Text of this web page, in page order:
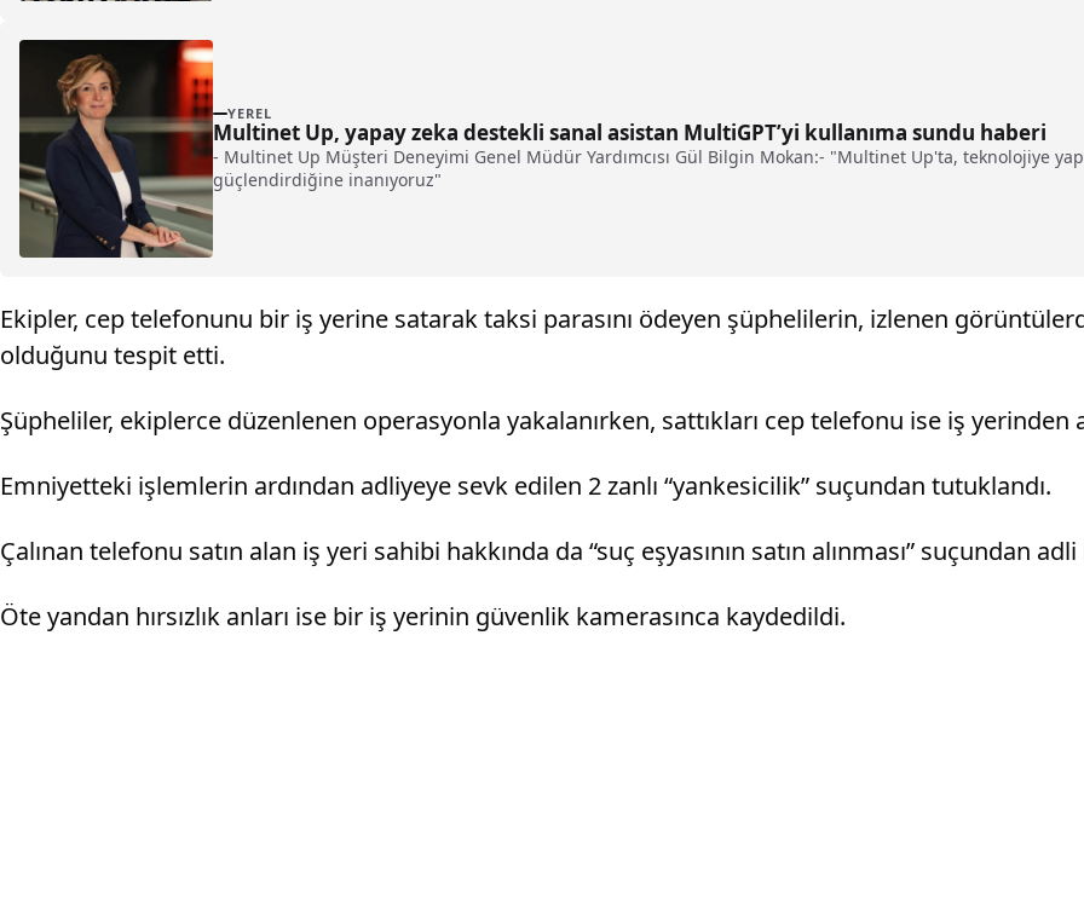
YEREL
Multinet Up, yapay zeka destekli sanal asistan MultiGPT’yi kullanıma sundu haberi
- Multinet Up Müşteri Deneyimi Genel Müdür Yardımcısı Gül Bilgin Mokan:- "Multinet Up'ta, teknolojiye
güçlendirdiğine inanıyoruz"
Ekipler, cep telefonunu bir iş yerine satarak taksi parasını ödeyen şüphelilerin, izlenen
olduğunu tespit etti.
Şüpheliler, ekiplerce düzenlenen operasyonla yakalanırken, sattıkları cep telefonu ise iş
Emniyetteki işlemlerin ardından adliyeye sevk edilen 2 zanlı “yankesicilik” suçundan tutuklandı.
Çalınan telefonu satın alan iş yeri sahibi hakkında da “suç eşyasının satın alınması” suçundan adli
Öte yandan hırsızlık anları ise bir iş yerinin güvenlik kamerasınca kaydedildi.